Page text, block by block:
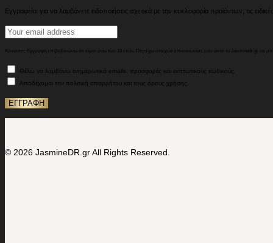
Εγγραφείτε για να λαμβάνετε ειδοποιήσεις σχετικά με την κυκλοφορία προϊόντων, τις
Κάνοντας Εγγραφή επιβεβαιώνω ότι είμαι άνω των 18 ετών. Παρέχω στοιχεία επικοινωνίας μου ώστε το Jasminedr.gr
Θέλω να λαμβάνω ενημερωτικά emails, προσφορές και εκπτωτικούς κωδικούς.
Αποδέχομαι την πολιτική απορρήτου και τους όρους χρήσης.
© 2026 JasmineDR.gr All Rights Reserved.